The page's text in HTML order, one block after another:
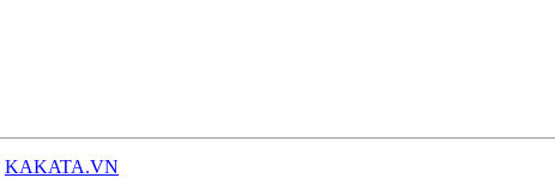
KAKATA.VN